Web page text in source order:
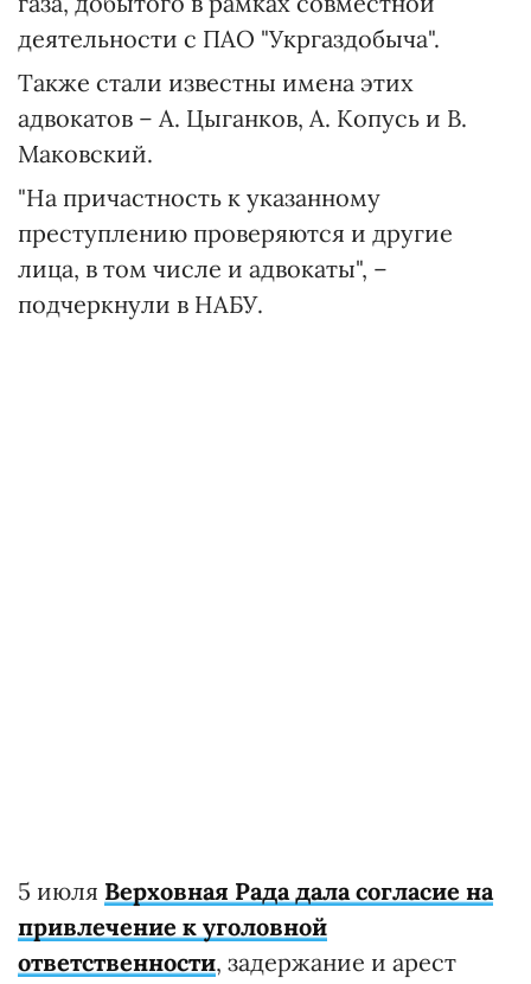
деятельности с ПАО "Укргаздобыча".
Также стали известны имена этих
адвокатов – А. Цыганков, А. Копусь и В.
Маковский.
"На причастность к указанному
преступлению проверяются и другие
лица, в том числе и адвокаты", –
подчеркнули в НАБУ.
5 июля Верховная Рада дала согласие на
привлечение к уголовной
ответственности, задержание и арест